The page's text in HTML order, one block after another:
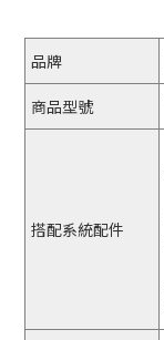
品牌
商品型號
搭配系統配件